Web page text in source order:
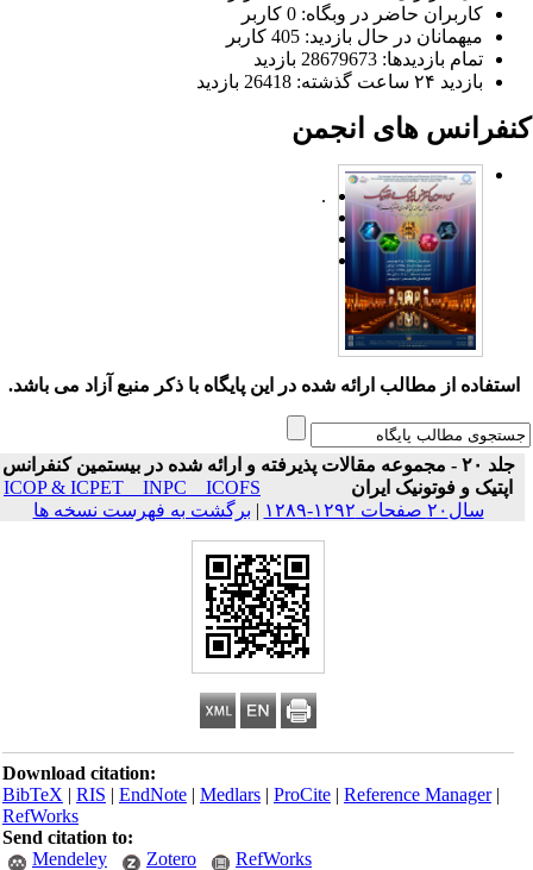
کاربران حاضر در وبگاه: 0 کاربر
میهمانان در حال بازدید: 405 کاربر
تمام بازدید‌ها: 28679673 بازدید
بازدید ۲۴ ساعت گذشته: 26418 بازدید
های انجمن
.
استفاده از مطالب ارائه شده در این پایگاه با ذکر منبع آزاد می باشد.
جلد ۲۰ - مجموعه مقالات پذیرفته و ارائه شده در بیستمین کنفرانس
اپتیک و فوتونیک ایران
ICOP & ICPET _ INPC _ ICOFS
سال۲۰ صفحات ۱۲۹۲-۱۲۸۹
| برگشت به فهرست نسخه ها
Download citation:
BibTeX|RIS|EndNote|Medlars|ProCite|Reference Manager
RefWorks
Send citation to:
Mendeley
Zotero RefWorks